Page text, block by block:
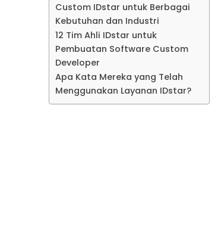
Custom IDstar untuk Berbagai
Kebutuhan dan Industri
1. Industri Finance dan Bank
2. Industri Manufaktur
3. Industri Retail dan E-
commerce
4. Industri Asuransi
5. Industri Kesehatan
12 Tim Ahli IDstar untuk
Pembuatan Software Custom
Developer
1. Java Development
2. RPA Development
3. ETL Development
Apa Kata Mereka yang Telah
Menggunakan Layanan IDstar?